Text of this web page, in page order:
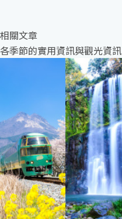
相關文章
各季節的實用資訊與觀光資訊